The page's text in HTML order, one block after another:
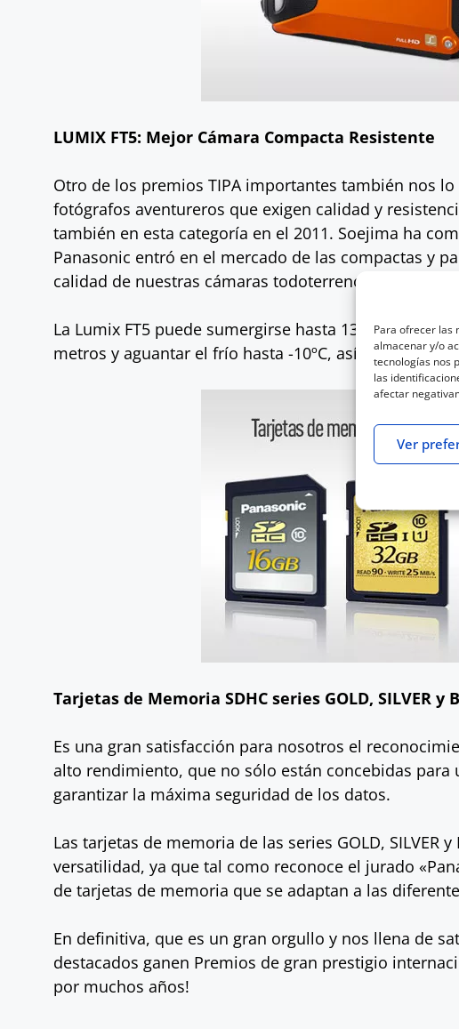
Para ofrecer las
almacenar y/o
tecnologías nos
las
afectar
Ver
LUMIX FT5: Mejor Cámara Compacta Resistente
Otro de los premios TIPA importantes también nos
fotógrafos aventureros que exigen calidad y
también en esta categoría en el 2011. Soejima ha
Panasonic entró en el mercado de las compactas y
calidad de nuestras cámaras todoterreno”.
La Lumix FT5 puede sumergirse hasta 13 metros
metros y aguantar el frío hasta -10ºC, así que
Tarjetas de Memoria SDHC series GOLD, SILVER y
Es una gran satisfacción para nosotros el
alto rendimiento, que no sólo están concebidas
garantizar la máxima seguridad de los datos.
Las tarjetas de memoria de las series GOLD, SILVER
versatilidad, ya que tal como reconoce el jurado
de tarjetas de memoria que se adaptan a las
En definitiva, que es un gran orgullo y nos llena de
destacados ganen Premios de gran prestigio
por muchos años!